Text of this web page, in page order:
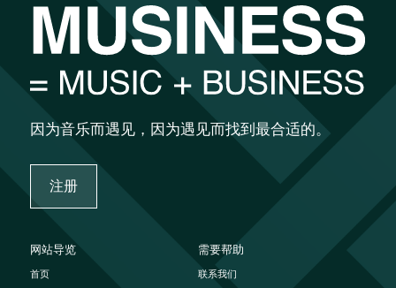
因为音乐而遇见，因为遇见而找到最合适的。
注册
网站导览
首页
需要帮助
联系我们